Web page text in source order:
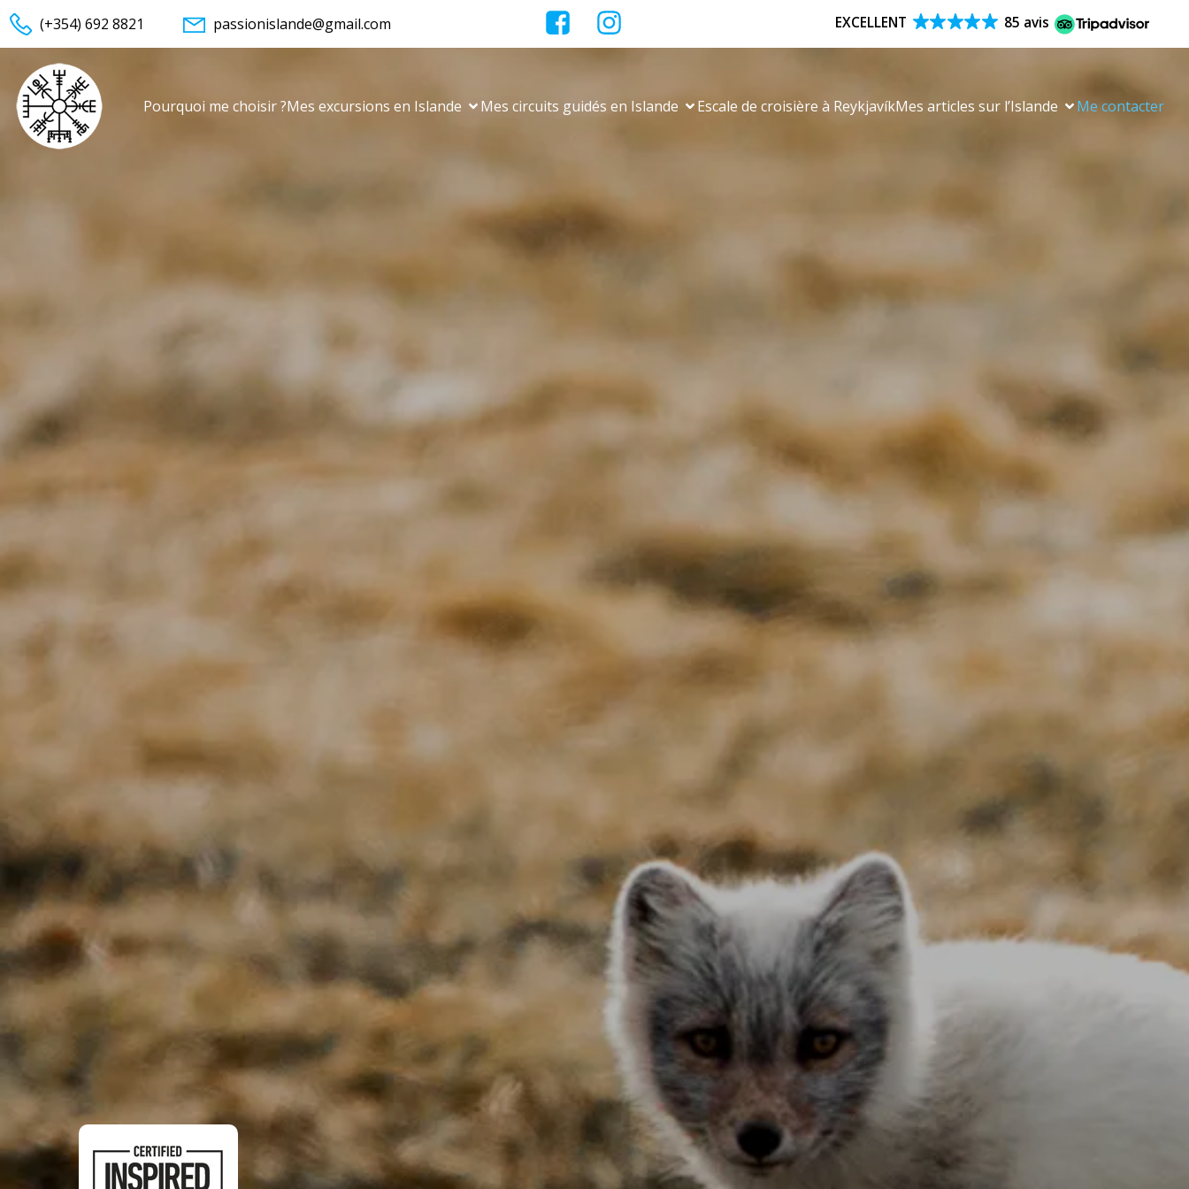
(+354) 692 8821 passionislande@gmail.com EXCELLENT 85 avis
Pourquoi me choisir ?Mes excursions en Islande Mes circuits guidés en Islande Escale de croisière à ReykjavíkMes articles sur l’Islande Me contacter